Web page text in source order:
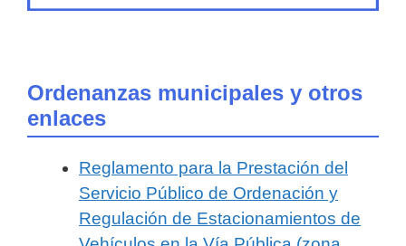
Ordenanzas municipales y otros
enlaces
Reglamento para la Prestación del
Servicio Público de Ordenación y
Regulación de Estacionamientos de